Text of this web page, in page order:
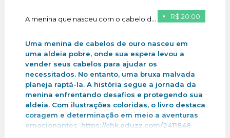
R$ 20.00
A menina que nasceu com o cabelo de ouro
Uma menina de cabelos de ouro nasceu em
uma aldeia pobre, onde sua espera levou a
vender seus cabelos para ajudar os
necessitados. No entanto, uma bruxa malvada
planeja raptá-la. A história segue a jornada da
menina enfrentando desafios e protegendo sua
aldeia. Com ilustrações coloridas, o livro destaca
coragem e determinação em meio a aventuras
emocionantes .https://chk.eduzz.com/2411848